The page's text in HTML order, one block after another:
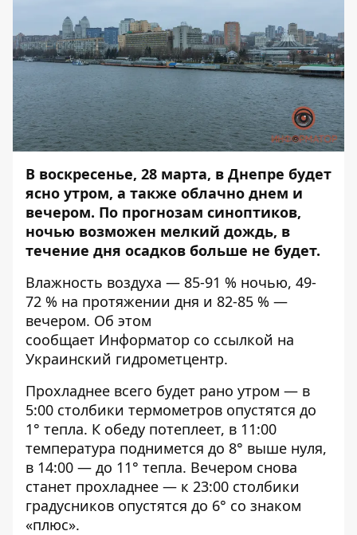
В воскресенье, 28 марта, в Днепре будет
ясно утром, а также облачно днем и
вечером. По прогнозам синоптиков,
ночью возможен мелкий дождь, в
течение дня осадков больше не будет.
Влажность воздуха — 85-91 % ночью, 49-
72 % на протяжении дня и 82-85 % —
вечером. Об этом
сообщает Информатор со ссылкой на
Украинский гидрометцентр.
Прохладнее всего будет рано утром — в
5:00 столбики термометров опустятся до
1° тепла. К обеду потеплеет, в 11:00
температура поднимется до 8° выше нуля,
в 14:00 — до 11° тепла. Вечером снова
станет прохладнее — к 23:00 столбики
градусников опустятся до 6° со знаком
«плюс».